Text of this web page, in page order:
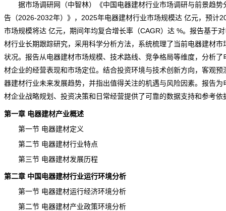
据市场调研网（中智林）《中国电器建材行业市场调研与前景趋势
告（2026-2032年） 》，2025年电器建材行业市场规模达 亿元，预计
市场规模将达 亿元，期间年均复合增长率（CAGR）达 %。报告基于
材行业长期跟踪研究，采用科学分析方法，系统梳理了当前电器建材市
状况。报告从电器建材市场规模、技术路线、竞争格局等维度，分析了
材企业的经营表现和市场定位。结合投资环境与技术创新方向，客观预
器建材行业未来发展趋势，并指出值得关注的机遇与风险因素。报告为
材企业战略规划、投资决策和日常经营提供了可靠的数据支持和参考依
第一章 电器建材产业概述
第一节 电器建材定义
第二节 电器建材行业特点
第三节 电器建材发展历程
第二章 中国电器建材行业运行环境分析
第一节 电器建材运行经济环境分析
第二节 电器建材产业政策环境分析